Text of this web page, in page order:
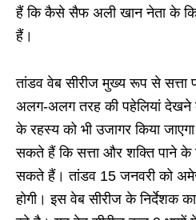
हैं कि कैसे सैफ अली खान नेता के
हैं।
तांडव वेब सीरीज मुख्य रूप से सत्ता
अलग-अलग तरह की पहेलियां देखने
के रहस्य को भी उजागर किया
सकते हैं कि सत्ता और शक्ति पाने
सकते हैं। तांडव 15 जनवरी को
होगी। इस वेब सीरीज के निर्देशक